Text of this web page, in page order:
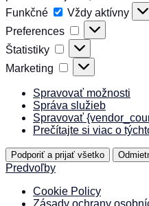
Funkčné
Funkčné
Vždy aktívny
Preferences
Preferences
Štatistiky Štatistiky
Marketing Marketing
Spravovať možnosti
Správa služieb
Spravovať
Prečítajte si viac o
Podporiť a prijať všetko
Predvoľby
Cookie Policy
Zásady ochrany